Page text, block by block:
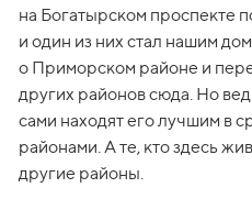
на Богатырском проспекте
и один из них стал нашим
о Приморском районе и
других районов сюда. Но
сами находят его лучшим в
районами. А те, кто здесь
другие районы.